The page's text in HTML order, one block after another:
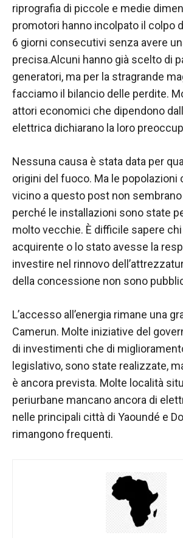
riprografia di piccole e medie
promotori hanno incolpato il colpo
6 giorni consecutivi senza avere
precisa.Alcuni hanno già scelto di
generatori, ma per la stragrande
facciamo il bilancio delle perdite.
attori economici che dipendono
elettrica dichiarano la loro
Nessuna causa è stata data per
origini del fuoco. Ma le popolazioni
vicino a questo post non
perché le installazioni sono state
molto vecchie. È difficile sapere chi
acquirente o lo stato avesse la
investire nel rinnovo
della concessione non sono
L’accesso all’energia rimane una
Camerun. Molte iniziative del
di investimenti che di
legislativo, sono state realizzate,
è ancora prevista. Molte località
periurbane mancano ancora di
nelle principali città di Yaoundé e
rimangono frequenti.
Web funzioni
al meglio
durante la tua
visita. Se rifiuti
questi cookie,
funzionalità
scompariranno
dal sito web.
Condividendo i
tuoi interessi e
comportamenti
mentre visiti il
nostro sito,
aumenti le
vedere
contenuti e
offerte